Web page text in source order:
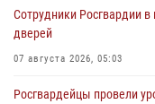
Сотрудники Росгвардии
дверей
07 августа 2026, 05:03
Росгвардейцы провели